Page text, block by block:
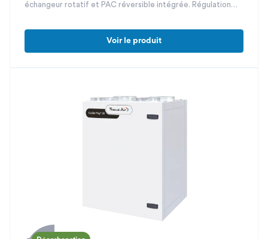
échangeur rotatif et PAC réversible intégrée. Régulation
Voir le produit